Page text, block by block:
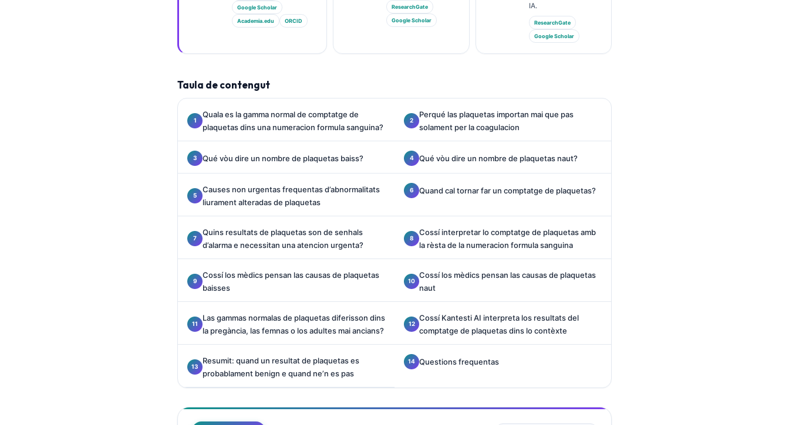
Google Scholar
Academia.edu ORCID
ResearchGate
Google Scholar
IA.
ResearchGate
Google Scholar
Taula de contengut
Quala es la gamma normal de comptatge de
plaquetas dins una numeracion formula sanguina?
Perqué las plaquetas importan mai que pas
solament per la coagulacion
Qué vòu dire un nombre de plaquetas baiss? Qué vòu dire un nombre de plaquetas naut?
Causes non urgentas frequentas d’abnormalitats
liurament alteradas de plaquetas
Quand cal tornar far un comptatge de plaquetas?
Quins resultats de plaquetas son de senhals
d’alarma e necessitan una atencion urgenta?
Cossí interpretar lo comptatge de plaquetas amb
la rèsta de la numeracion formula sanguina
Cossí los mèdics pensan las causas de plaquetas
baisses
Cossí los mèdics pensan las causas de plaquetas
naut
Las gammas normalas de plaquetas diferisson dins
la pregància, las femnas o los adultes mai ancians?
Cossí Kantesti AI interpreta los resultats del
comptatge de plaquetas dins lo contèxte
Resumit: quand un resultat de plaquetas es
probablament benign e quand ne’n es pas
Questions frequentas